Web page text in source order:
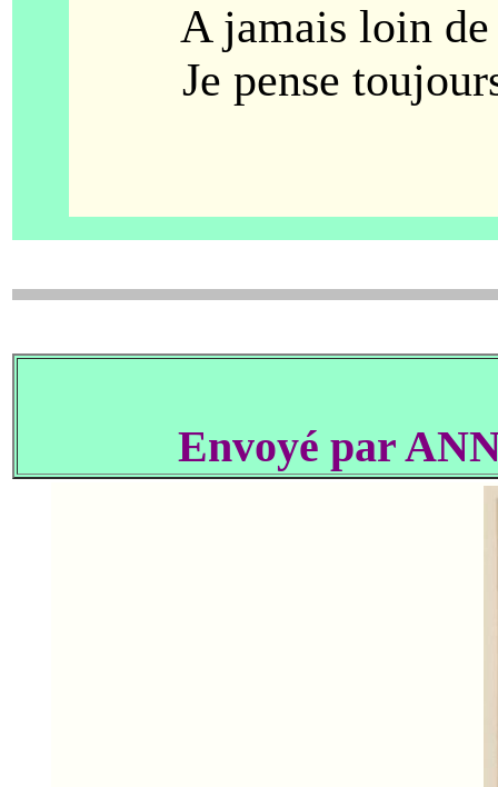
A jamais loin de
Je pense toujours
Envoyé par